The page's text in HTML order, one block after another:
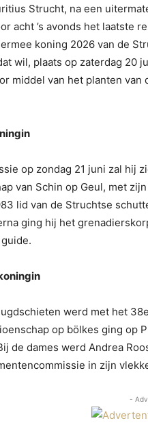
Strucht, na een
acht ’s avonds het laatste
koning 2026 van de
wil, plaats op zaterdag 20
middel van het planten
op zondag 21 juni zal hij
van Schin op Geul, met
lid van de Struchtse
ging hij het
werd met het
op bölkes ging op
de dames werd Andrea
in zijn
-